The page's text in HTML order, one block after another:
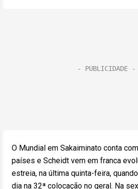
O Mundial em Sakaiminato conta
países e Scheidt vem em franca
estreia, na última quinta-feira,
dia na 32ª colocação no geral. Na